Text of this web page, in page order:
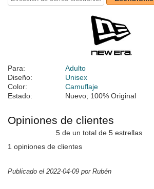
Para:
Adulto
Diseño:
Unisex
Color:
Camuflaje
Estado:
Nuevo; 100% Original
Opiniones de clientes
5 de un total de 5 estrellas
1 opiniones de clientes
Publicado el 2022-04-09 por Rubén